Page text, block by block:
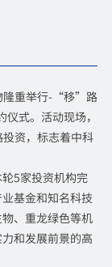
隆重举行-“移”路
式。活动现场，
资，标志着中科
5家投资机构完
基金和知名科技
、重龙绿色等机
和发展前景的高